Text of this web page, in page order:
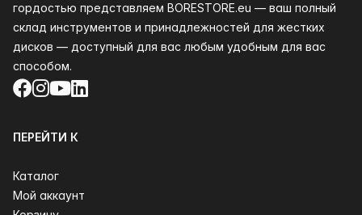
гордостью представляем BORESTORE.eu — ваш полный
склад инструментов и принадлежностей для жестких
дисков — доступный для вас любым удобным для вас
способом.
Facebook
Instagram
YouTube
LinkedIn
ПЕРЕЙТИ К
Каталог
Мой аккаунт